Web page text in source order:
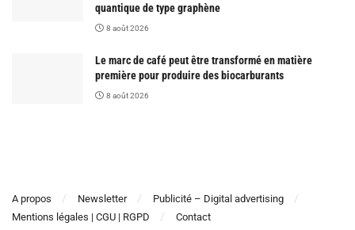
quantique de type graphène
8 août 2026
Le marc de café peut être transformé en matière
première pour produire des biocarburants
8 août 2026
A propos Newsletter
Publicité – Digital advertising
Mentions légales | CGU | RGPD
Contact